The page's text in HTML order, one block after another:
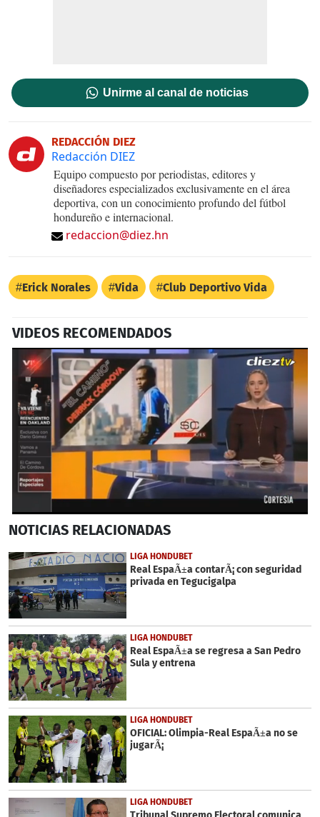
Unirme al canal de noticias
REDACCIÓN DIEZ
Redacción DIEZ
Equipo compuesto por periodistas, editores y
diseñadores especializados exclusivamente en el área
deportiva, con un conocimiento profundo del fútbol
hondureño e internacional.
redaccion@diez.hn
Erick Norales Vida Club Deportivo Vida
VIDEOS RECOMENDADOS
seconds
6
minutes,
5
seconds
NOTICIAS RELACIONADAS
LIGA HONDUBET
Real EspaÃ±a contarÃ¡ con seguridad
privada en Tegucigalpa
LIGA HONDUBET
Real EspaÃ±a se regresa a San Pedro
Sula y entrena
LIGA HONDUBET
OFICIAL: Olimpia-Real EspaÃ±a no se
jugarÃ¡
LIGA HONDUBET